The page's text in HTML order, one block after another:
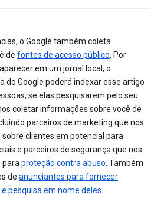
o Google também coleta
de fontes de acesso público. Por
em um jornal local, o
do Google poderá indexar esse artigo
se elas pesquisarem pelo seu
coletar informações sobre você de
parceiros de marketing que nos
clientes em potencial para
e parceiros de segurança que nos
paraproteção contra abuso. Também
de anunciantes para fornecer
pesquisa em nome deles.